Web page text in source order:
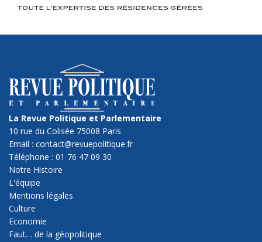
La Revue Politique et Parlementaire
10 rue du Colisée 75008 Paris
Email : contact@revuepolitique.fr
Téléphone : 01 76 47 09 30
Notre Histoire
L'équipe
Mentions légales
Culture
Economie
Faut… de la géopolitique